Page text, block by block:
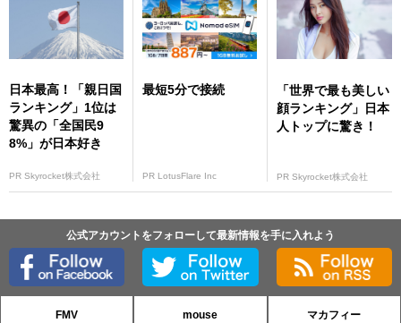
日本最高！「親日国
ランキング」1位は
驚異の「全国民9
8%」が日本好き
PR Skyrocket株式会社
最短5分で接続
PR LotusFlare Inc
「世界で最も美しい
顔ランキング」日本
人トップに驚き！
PR Skyrocket株式会社
公式アカウントをフォローして最新情報を手に入れよう
FMV mouse マカフィー